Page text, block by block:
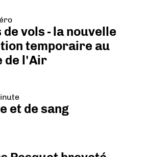
vols - la nouvelle
temporaire au
de l'Air
et de sang